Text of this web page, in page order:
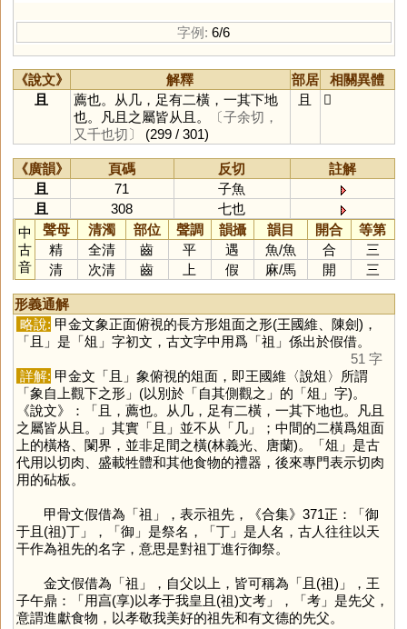
字例: 6/6
《說文》 解釋 部居
相關異體
且
薦也。从几，足有二橫，一其下地
也。凡且之屬皆从且。
〔子余切，
又千也切〕
(299 / 301)
且 𠀃
《廣韻》 頁碼 反切
註解
且
71
子魚
且
308
七也
中
古
音
聲母 清濁 部位 聲調 韻攝 韻目 開合
等第
精
全清 齒 平 遇 魚/魚 合
三
清
次清 齒 上 假 麻/馬 開 三
形義通解
略說: 甲金文象正面俯視的長方形俎面之形(王國維、陳劍)，
「 且 」是「俎 」字初文，古文字中用爲「祖 」係出於假借。
51 字
詳解: 甲金文「 且 」象俯視的俎面，即王國維〈說俎〉所謂
「象自上觀下之形」(以別於「自其側觀之」的「俎 」字)。
《說文》：「且，薦也。从几，足有二橫，一其下地也。凡且
之屬皆从且。」其實「 且 」並不从「几」；中間的二橫爲俎面
上的橫格、闌界，並非足間之橫(林義光、唐蘭)。「俎 」是古
代用以切肉、盛載牲體和其他食物的禮器，後來專門表示切肉
用的砧板。
甲骨文假借為「祖 」，表示祖先，《合集》371正：「御
于且(祖)丁」，「御 」是祭名，「丁」是人名，古人往往以天
干作為祖先的名字，意思是對祖丁進行御祭。
金文假借為「祖 」，自父以上，皆可稱為「且(祖)」，王
子午鼎：「用亯(享)以孝于我皇且(祖)文考」，「考」是先父，
意謂進獻食物，以孝敬我美好的祖先和有文德的先父。